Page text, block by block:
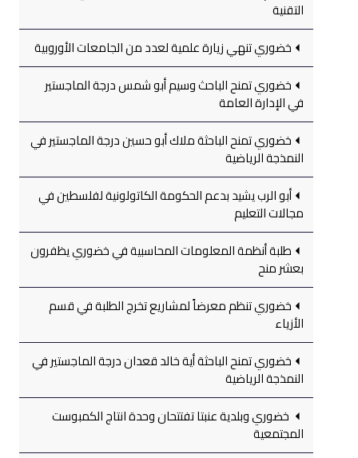
التقنية
خضوري تنهي زيارة علمية لعدد من الجامعات الأوروبية
خضوري تمنح الباحث وسيم أبو شمس درجة الماجستير
في الإدارة العامة
خضوري تمنح الباحثة ملاك أبو حسين درجة الماجستير في
النمذجة الرياضية
أبو الرب يشيد بدعم الحكومة الكاتولونية لفلسطين في
مجالات التعليم
طلبة أنظمة المعلومات المحاسبية في خضوري يظفرون
بعشر منح
خضوري تنظم معرضاً لمشاريع تخرج الطلبة في قسم
الأزياء
خضوري تمنح الباحثة أية خالد قعدان درجة الماجستير في
النمذجة الرياضية
خضوري وبلدية عنبتا تفتتحان وحدة انتاج الكمبوست
المجتمعية